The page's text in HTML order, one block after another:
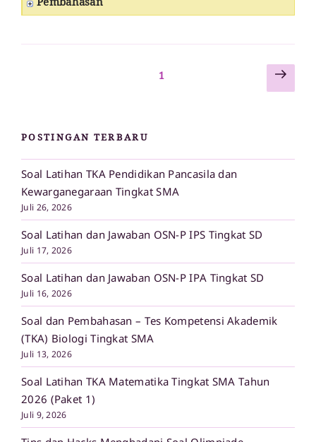
Pembahasan
Laman1
POSTINGAN TERBARU
Soal Latihan TKA Pendidikan Pancasila dan
Kewarganegaraan Tingkat SMA
Juli 26, 2026
Soal Latihan dan Jawaban OSN-P IPS Tingkat SD
Juli 17, 2026
Soal Latihan dan Jawaban OSN-P IPA Tingkat SD
Juli 16, 2026
Soal dan Pembahasan – Tes Kompetensi Akademik
(TKA) Biologi Tingkat SMA
Juli 13, 2026
Soal Latihan TKA Matematika Tingkat SMA Tahun
2026 (Paket 1)
Juli 9, 2026